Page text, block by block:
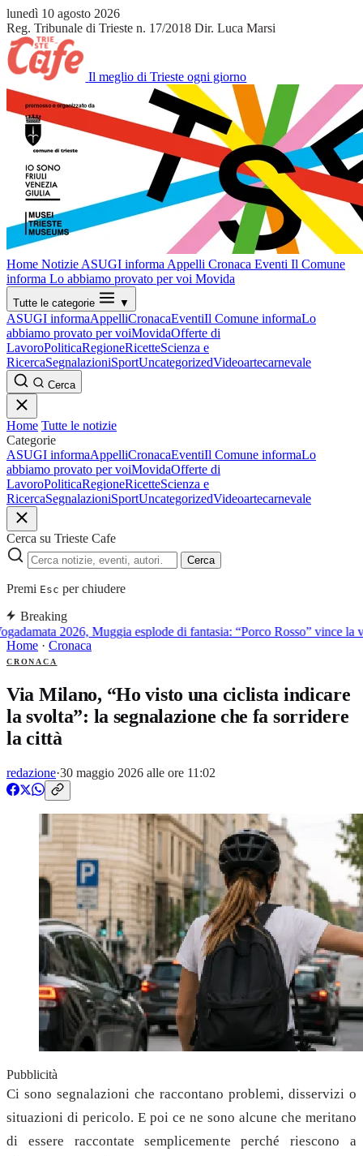
lunedì 10 agosto 2026
Reg. Tribunale di Trieste n. 17/2018 Dir. Luca Marsi
Il meglio di Trieste ogni giorno
Home Notizie ASUGI informa Appelli Cronaca Eventi Il Comune
informa Lo abbiamo provato per voi Movida
Tutte le categorie ▼
ASUGI informaAppelliCronacaEventiIl Comune informaLo
abbiamo provato per voiMovidaOfferte di
LavoroPoliticaRegioneRicetteScienza e
RicercaSegnalazioniSportUncategorizedVideoartecarnevale
Cerca
Home Tutte le notizie
Categorie
ASUGI informaAppelliCronacaEventiIl Comune informaLo
abbiamo provato per voiMovidaOfferte di
LavoroPoliticaRegioneRicetteScienza e
RicercaSegnalazioniSportUncategorizedVideoartecarnevale
Cerca su Trieste Cafe
Cerca
Premi Esc per chiudere
Breaking
2026, Muggia esplode di fantasia: “Porco Rosso” vince la
Home · Cronaca
CRONACA
Via Milano, “Ho visto una ciclista indicare
la svolta”: la segnalazione che fa sorridere
la città
redazione·30 maggio 2026 alle ore 11:02
Pubblicità
Ci sono segnalazioni che raccontano problemi, disservizi o
situazioni di pericolo. E poi ce ne sono alcune che meritano
di essere raccontate semplicemente perché riescono a